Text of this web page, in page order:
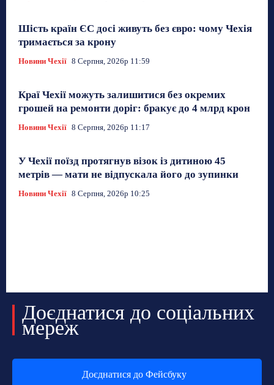
Шість країн ЄС досі живуть без євро: чому Чехія
тримається за крону
Новини Чехії 8 Серпня, 2026р 11:59
Краї Чехії можуть залишитися без окремих
грошей на ремонти доріг: бракує до 4 млрд крон
Новини Чехії 8 Серпня, 2026р 11:17
У Чехії поїзд протягнув візок із дитиною 45
метрів — мати не відпускала його до зупинки
Новини Чехії 8 Серпня, 2026р 10:25
Доєднатися до соціальних
мереж
Доєднатися до Фейсбуку